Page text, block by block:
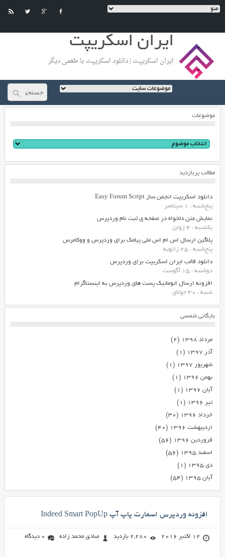
ایران اسکریپت
ایران اسکریپت | دانلود اسکریپت با طعمی دیگر
موضوعات
مطالب پربازدید
دانلود اسکریپت انجمن ساز Easy Forum Script
پنج‌شنبه ، 1 سپتامبر
نمایش متن دلخواه در صفحه ی ثبت نام وردپرس
یکشنبه ، 4 ژوئن
پلاگین ارسال اس ام اس ملی پیامک برای وردپرس و ووکامرس
پنج‌شنبه ، 25 ژانویه
دانلود قالب ایران اسکریپت برای وردپرس
دوشنبه ، 15 آگوست
افزونه ارسال اتوماتیک پست های وردپرس به اینستاگرام
شنبه ، 30 جولای
بایگانی شمسی
مرداد ۱۳۹۸
(۲)
آذر ۱۳۹۷
(۱)
شهریور ۱۳۹۷
(۱)
بهمن ۱۳۹۶
(۱)
آبان ۱۳۹۶
(۱)
تیر ۱۳۹۶
(۱)
خرداد ۱۳۹۶
(۳۰)
اردیبهشت ۱۳۹۶
(۴۰)
فروردین ۱۳۹۶
(۵۶)
اسفند ۱۳۹۵
(۵۶)
دی ۱۳۹۵
(۱)
آبان ۱۳۹۵
(۵۴)
افزونه وردپرس اسمارت پاپ آپ Indeed Smart PopUp
12 اکتبر 2016 2,280 بازدید صادق محمد زاده 0 دیدگاه